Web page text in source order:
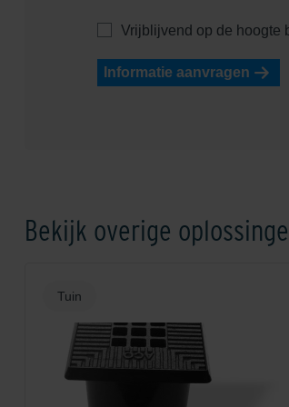
Vrijblijvend op de hoogte
Informatie aanvragen
Bekijk overige
Tuin